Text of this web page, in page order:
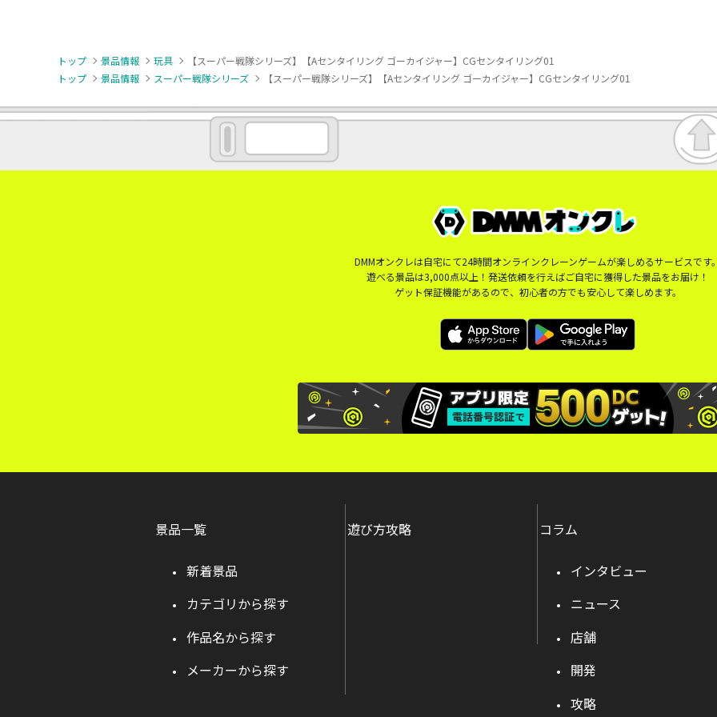
トップ 景品情報 玩具
【スーパー戦隊シリーズ】【Aセンタイリング ゴーカイジャー】CGセンタイリング01
トップ
景品情報 スーパー戦隊シリーズ 【スーパー戦隊シリーズ】【Aセンタイリング ゴーカイジャー】CGセンタイリング01
DMMオンクレは自宅にて24時間オンラインクレーンゲームが楽しめるサービスです
遊べる景品は3,000点以上！発送依頼を行えばご自宅に獲得した景品をお届け！
ゲット保証機能があるので、初心者の方でも安心して楽しめます。
景品一覧
新着景品
カテゴリから探す
作品名から探す
メーカーから探す
遊び方攻略 コラム
インタビュー
ニュース
店舗
開発
攻略